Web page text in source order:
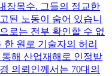
장목수. 그들의 정교한
된 노동이 숨어 있습니
로는 전부 확인할 수 없
원로 기술자의 허리
해 산업재해로 인정받
의뢰인께서는 70대의